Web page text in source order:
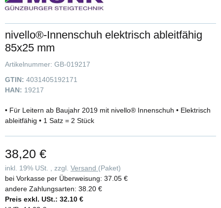
nivello®-Innenschuh elektrisch ableitfähig
85x25 mm
Artikelnummer: GB-019217
GTIN: 4031405192171
HAN: 19217
• Für Leitern ab Baujahr 2019 mit nivello® Innenschuh • Elektrisch
ableitfähig • 1 Satz = 2 Stück
38,20 €
inkl. 19% USt. , zzgl. Versand (Paket)
bei Vorkasse per Überweisung: 37.05 €
andere Zahlungsarten: 38.20 €
Preis exkl. USt.: 32.10 €